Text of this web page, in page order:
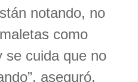
notando, no
como
se cuida que no
aseguró.